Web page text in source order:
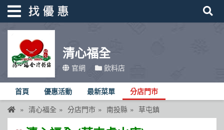
清心福全
官網 飲料店
首頁 優惠活動 最新菜單 分店門市
清心福全 分店門市 南投縣 草屯鎮
找優惠
優惠活動
折價卷